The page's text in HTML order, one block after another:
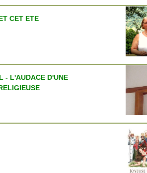
CET ETE
- L'AUDACE D'UNE